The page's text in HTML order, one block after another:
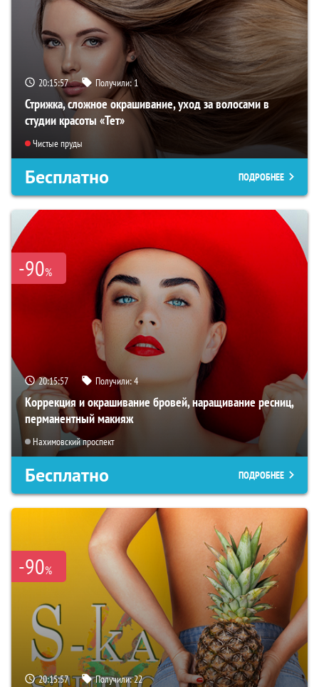
20:15:56 Получили:1
Стрижка, сложное окрашивание, уход за волосами в
студии красоты «Тет»
Чистые пруды
Бесплатно ПОДРОБНЕЕ
-90%
20:15:56 Получили:4
Коррекция и окрашивание бровей, наращивание ресниц,
перманентный макияж
Нахимовский проспект
Бесплатно ПОДРОБНЕЕ
-90%
20:15:56 Получили:22